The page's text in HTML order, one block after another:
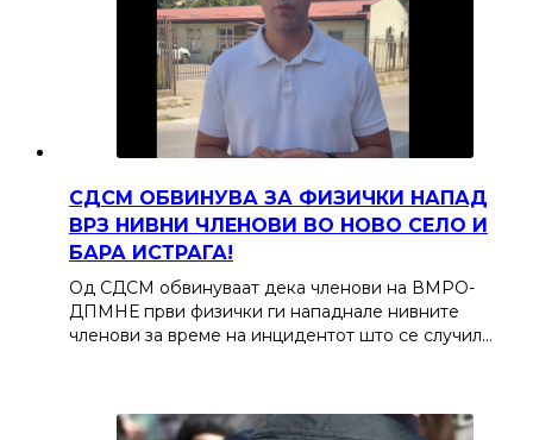
СДСМ ОБВИНУВА ЗА ФИЗИЧКИ НАПАД
ВРЗ НИВНИ ЧЛЕНОВИ ВО НОВО СЕЛО И
БАРА ИСТРАГА!
Од СДСМ обвинуваат дека членови на ВМРО-
ДПМНЕ први физички ги нападнале нивните
членови за време на инцидентот што се случил…